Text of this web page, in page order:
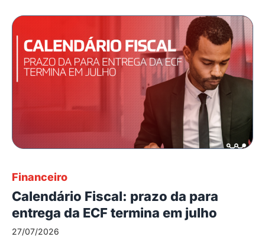
Financeiro
Calendário Fiscal: prazo da para
entrega da ECF termina em julho
27/07/2026